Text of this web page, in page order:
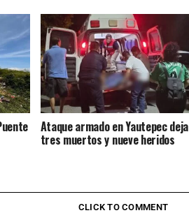
Ataque armado en Yautepec deja
tres muertos y nueve heridos
CLICK TO COMMENT